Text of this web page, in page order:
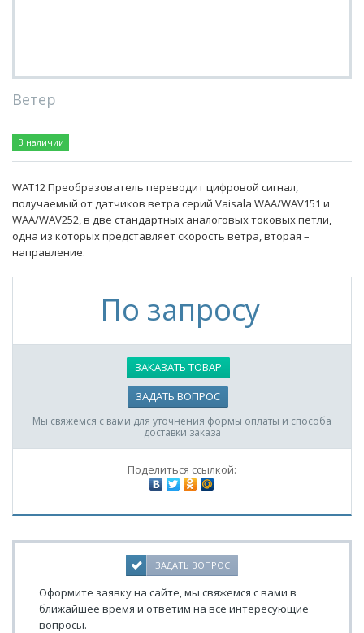
Ветер
В наличии
WAT12 Преобразователь переводит цифровой сигнал,
получаемый от датчиков ветра серий Vaisala WAA/WAV151 и
WAA/WAV252, в две стандартных аналоговых токовых петли,
одна из которых представляет скорость ветра, вторая –
направление.
По запросу
ЗАКАЗАТЬ ТОВАР
ЗАДАТЬ ВОПРОС
Мы свяжемся с вами для уточнения формы оплаты и способа
доставки заказа
Поделиться ссылкой:
ЗАДАТЬ ВОПРОС
Оформите заявку на сайте, мы свяжемся с вами в
ближайшее время и ответим на все интересующие
вопросы.